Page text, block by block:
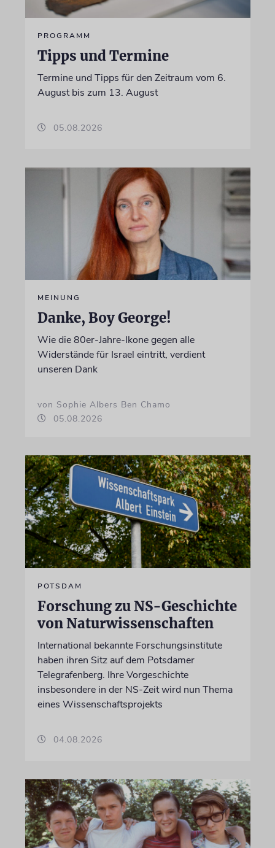
PROGRAMM
Tipps und Termine
Termine und Tipps für den Zeitraum vom 6.
August bis zum 13. August
05.08.2026
MEINUNG
Danke, Boy George!
Wie die 80er-Jahre-Ikone gegen alle
Widerstände für Israel eintritt, verdient
unseren Dank
von Sophie Albers Ben Chamo
05.08.2026
POTSDAM
Forschung zu NS-Geschichte
von Naturwissenschaften
International bekannte Forschungsinstitute
haben ihren Sitz auf dem Potsdamer
Telegrafenberg. Ihre Vorgeschichte
insbesondere in der NS-Zeit wird nun Thema
eines Wissenschaftsprojekts
04.08.2026